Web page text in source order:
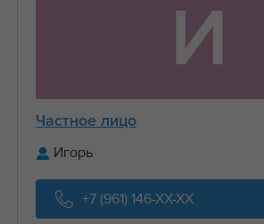
И
Частное лицо
Игорь
+7 (961) 146-XX-XX